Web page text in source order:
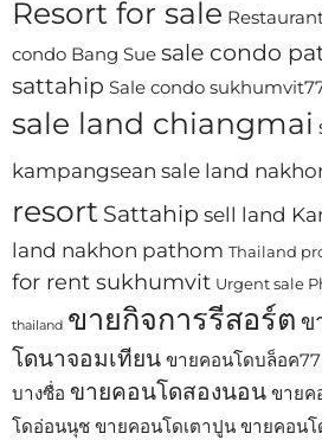
Resort for sale
condo Bang Sue sale condo
sattahip Sale condo
sale land chiangmai
kampangsean sale land
resort Sattahip sell land
land nakhon pathom Thailand
for rent sukhumvit Urgent sale
thailand ขายกิจการรีสอร์ต ข
โดนาจอมเทียน ขายคอนโดบล็อค
บางซื่อ ขายคอนโดสองนอน ขายค
โดอ่อนนุช ขายคอนโดเตาปูน ขายคอนโ